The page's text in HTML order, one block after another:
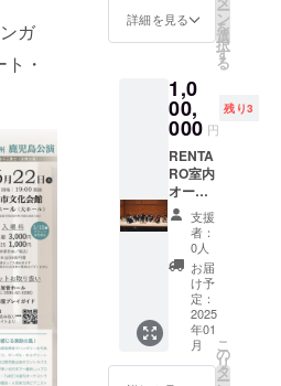
ガ
・
大分県
近郊日
帰り、
は応相
談とな
りま
す。 楽
器編成
や開催
時期に
ついて
はご相
談くだ
さい。
詳細を見る ー
ン
を
選
択
す
る
1,0
00,
000 円
残り3
RENTA
RO室内
オーケ
ストラ
九州 室
内オー
ケスト
ラ出張
コン
サート
を開
催！ ※
別途、
支援
者：
0人
お届
け予
定：
2025
年01
月
こ
の
リ
タ
ー